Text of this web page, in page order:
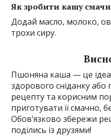
Як зробити кашу
Додай масло, молоко,
трохи сиру.
Пшоняна каша — це
здорового сніданку або
рецепту та корисним
приготувати її смачно,
Обов’язково збережи
поділись із друзями!